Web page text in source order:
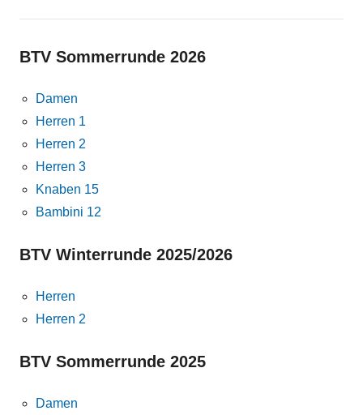
BTV Sommerrunde 2026
Damen
Herren 1
Herren 2
Herren 3
Knaben 15
Bambini 12
BTV Winterrunde 2025/2026
Herren
Herren 2
BTV Sommerrunde 2025
Damen